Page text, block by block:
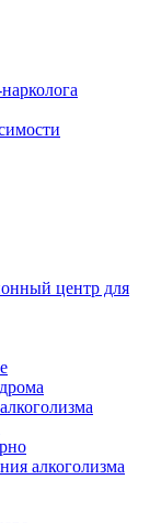
центр для
алкоголизма